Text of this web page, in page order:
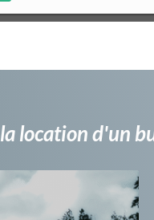
location d'un